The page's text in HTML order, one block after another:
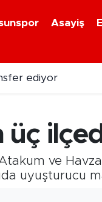
Asayiş
ediyor
üç
ve
uyuşturucu